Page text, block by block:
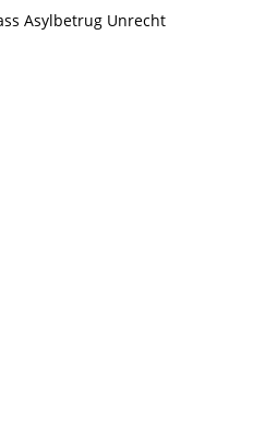
Asylbetrug Unrecht